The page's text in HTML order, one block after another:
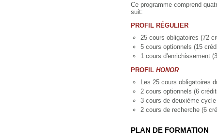
Ce programme comprend
suit:
PROFIL RÉGULIER
25 cours obligatoires (72
5 cours optionnels (15
1 cours d'enrichissement
PROFIL HONOR
Les 25 cours obligatoires
2 cours optionnels (6
3 cours de deuxième
2 cours de recherche (6
PLAN DE FORMATION